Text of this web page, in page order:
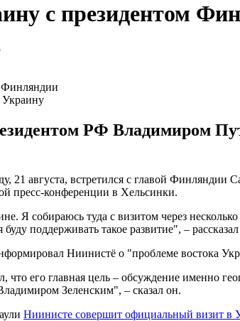
с президентом
РФ Владимиром
21 августа, встретился с главой
пресс-конференции в Хельсинки.
Я собираюсь туда с визитом через
буду поддерживать такое развитие", –
Ниинистё о "проблеме востока
что его главная цель – обсуждение именно
Зеленским", – сказал он.
Ниинисте совершит официальный визит в